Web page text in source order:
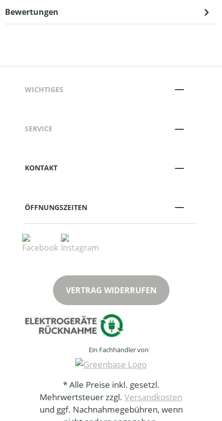
Bewertungen
WICHTIGES
SERVICE
KONTAKT
ÖFFNUNGSZEITEN
VERTRAG WIDERRUFEN
Ein Fachhändler von
* Alle Preise inkl. gesetzl.
Mehrwertsteuer zzgl. Versandkosten
und ggf. Nachnahmegebühren, wenn